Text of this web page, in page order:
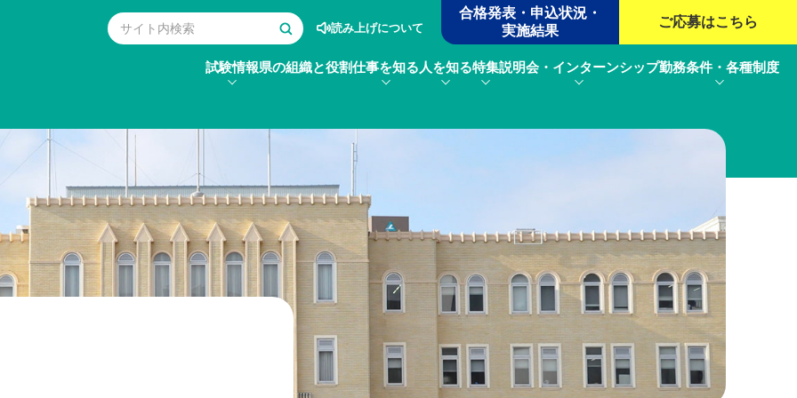
読み上げについて
合格発表・申込状況・
実施結果
ご応募はこちら
試験情報県の組織と役割仕事を知る 人を知る特集説明会・インターンシップ勤務条件・各種制度